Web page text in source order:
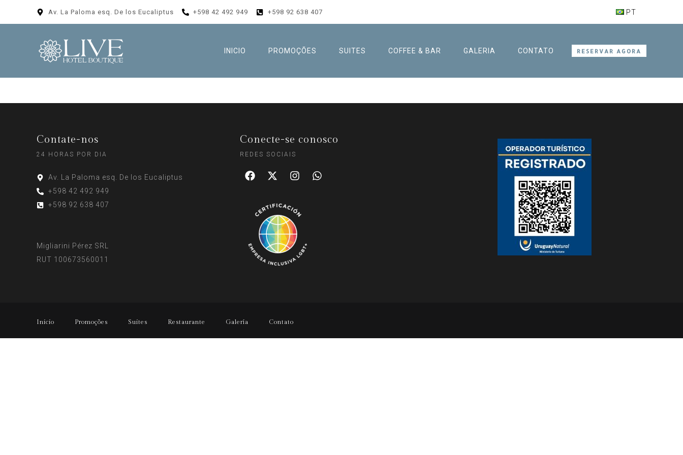
Av. La Paloma esq. De los Eucaliptus +598 42 492 949 +598 92 638 407 PT
INICIO PROMOÇÕES SUITES COFFEE & BAR GALERIA CONTATO RESERVAR AGORA
Contate-nos
24 HORAS POR DIA
Av. La Paloma esq. De los Eucaliptus
+598 42 492 949
+598 92 638 407
Migliarini Pérez SRL
RUT 100673560011
Conecte-se conosco
REDES SOCIAIS
Inicio Promoções Suites Restaurante Galería Contato